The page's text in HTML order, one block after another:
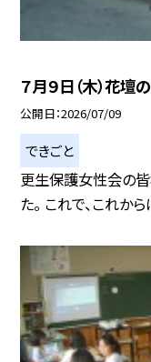
７月９日（木）花壇
公開日 2026/07/09
できごと
更生保護女性会の皆
た。 これで、これか